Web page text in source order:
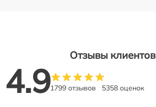
Отзывы клиентов
4.91799 отзывов 5358 оценок